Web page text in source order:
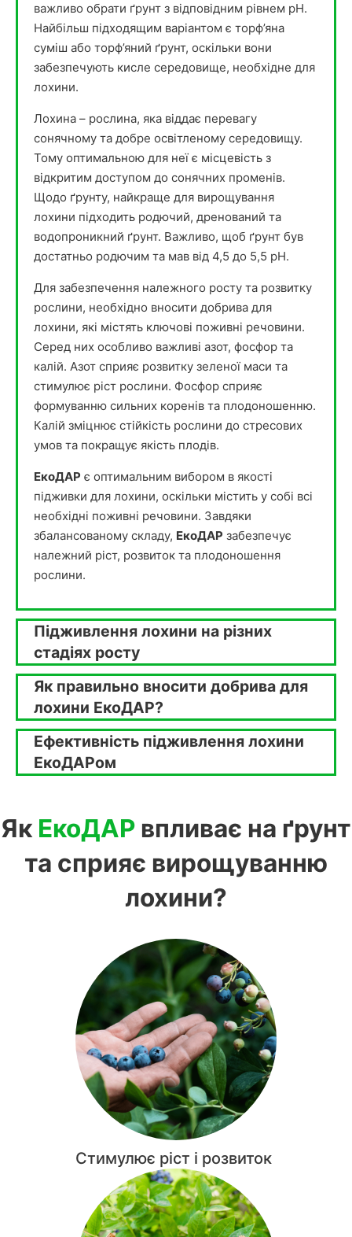
важливо обрати ґрунт з відповідним рівнем pH.
Найбільш підходящим варіантом є торф’яна
суміш або торф’яний ґрунт, оскільки вони
забезпечують кисле середовище, необхідне для
лохини.
Лохина – рослина, яка віддає перевагу
сонячному та добре освітленому середовищу.
Тому оптимальною для неї є місцевість з
відкритим доступом до сонячних променів.
Щодо ґрунту, найкраще для вирощування
лохини підходить родючий, дренований та
водопроникний ґрунт. Важливо, щоб ґрунт був
достатньо родючим та мав від 4,5 до 5,5 pH.
Для забезпечення належного росту та розвитку
рослини, необхідно вносити добрива для
лохини, які містять ключові поживні речовини.
Серед них особливо важливі азот, фосфор та
калій. Азот сприяє розвитку зеленої маси та
стимулює ріст рослини. Фосфор сприяє
формуванню сильних коренів та плодоношенню.
Калій зміцнює стійкість рослини до стресових
умов та покращує якість плодів.
ЕкоДАР є оптимальним вибором в якості
підживки для лохини, оскільки містить у собі всі
необхідні поживні речовини. Завдяки
збалансованому складу, ЕкоДАР забезпечує
належний ріст, розвиток та плодоношення
рослини.
Підживлення лохини на різних
стадіях росту
Як правильно вносити добрива для
лохини ЕкоДАР?
Ефективність підживлення лохини
ЕкоДАРом
Як ЕкоДАР впливає на ґрунт
та сприяє вирощуванню
лохини?
Стимулює ріст і розвиток